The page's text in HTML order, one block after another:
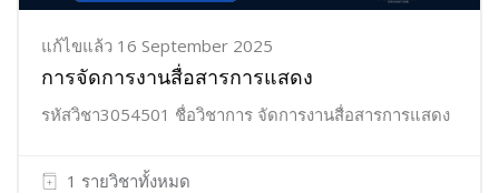
แก้ไขแล้ว 16 September 2025
การจัดการงานสื่อสารการแสดง
รหัสวิชา3054501 ชื่อวิชาการ จัดการงานสื่อสารการแสดง
1 รายวิชาทั้งหมด